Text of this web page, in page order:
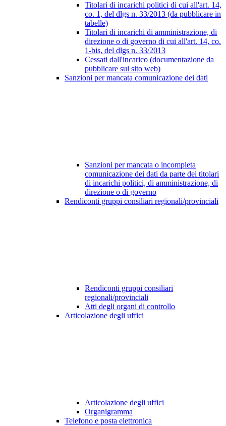
Titolari di incarichi politici di cui all'art. 14,
co. 1, del dlgs n. 33/2013 (da pubblicare in
tabelle)
Titolari di incarichi di amministrazione, di
direzione o di governo di cui all'art. 14, co.
1-bis, del dlgs n. 33/2013
Cessati dall'incarico (documentazione da
pubblicare sul sito web)
Sanzioni per mancata comunicazione dei dati
Sanzioni per mancata o incompleta
comunicazione dei dati da parte dei titolari
di incarichi politici, di amministrazione, di
direzione o di governo
Rendiconti gruppi consiliari regionali/provinciali
Rendiconti gruppi consiliari
regionali/provinciali
Atti degli organi di controllo
Articolazione degli uffici
Articolazione degli uffici
Organigramma
Telefono e posta elettronica